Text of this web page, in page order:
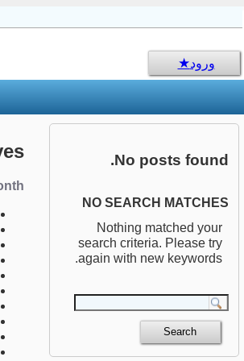
ورود
No posts found.
NO SEARCH MATCHES
Nothing matched your
search criteria. Please try
again with new keywords.